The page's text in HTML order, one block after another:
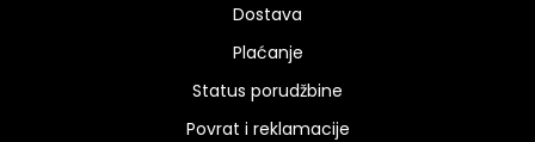
Dostava
Plaćanje
Status porudžbine
Povrat i reklamacije